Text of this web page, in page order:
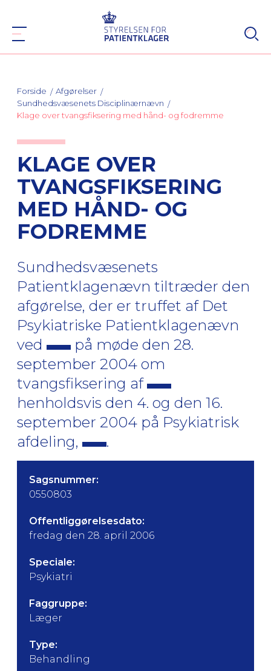
Forside
Afgørelser
Sundhedsvæsenets Disciplinærnævn
Klage over tvangsfiksering med hånd- og fodremme
KLAGE OVER
TVANGSFIKSERING
MED HÅND- OG
FODREMME
Sundhedsvæsenets
Patientklagenævn tiltræder den
afgørelse, der er truffet af Det
Psykiatriske Patientklagenævn
ved
på møde den 28.
september 2004 om
tvangsfiksering af
henholdsvis den 4. og den 16.
september 2004 på Psykiatrisk
afdeling,
.
Sagsnummer:
0550803
Offentliggørelsesdato:
fredag den 28. april 2006
Speciale:
Psykiatri
Faggruppe:
Læger
Type:
Behandling